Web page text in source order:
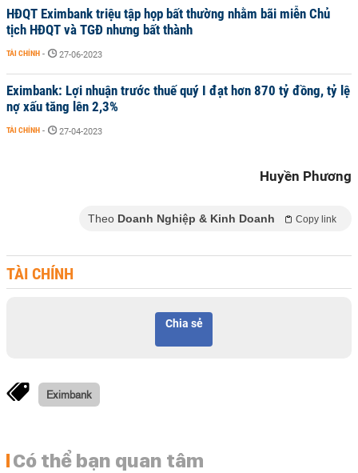
HĐQT Eximbank triệu tập họp bất thường nhằm bãi miễn Chủ
tịch HĐQT và TGĐ nhưng bất thành
TÀI CHÍNH - 27-06-2023
Eximbank: Lợi nhuận trước thuế quý I đạt hơn 870 tỷ đồng, tỷ lệ
nợ xấu tăng lên 2,3%
TÀI CHÍNH - 27-04-2023
Huyền Phương
Theo Doanh Nghiệp & Kinh Doanh Copy link
TÀI CHÍNH
Chia sẻ
Eximbank
Có thể bạn quan tâm